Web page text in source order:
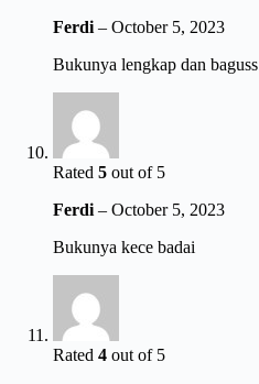
Ferdi – October 5, 2023
Bukunya lengkap dan baguss
Rated 5 out of 5
Ferdi – October 5, 2023
Bukunya kece badai
Rated 4 out of 5